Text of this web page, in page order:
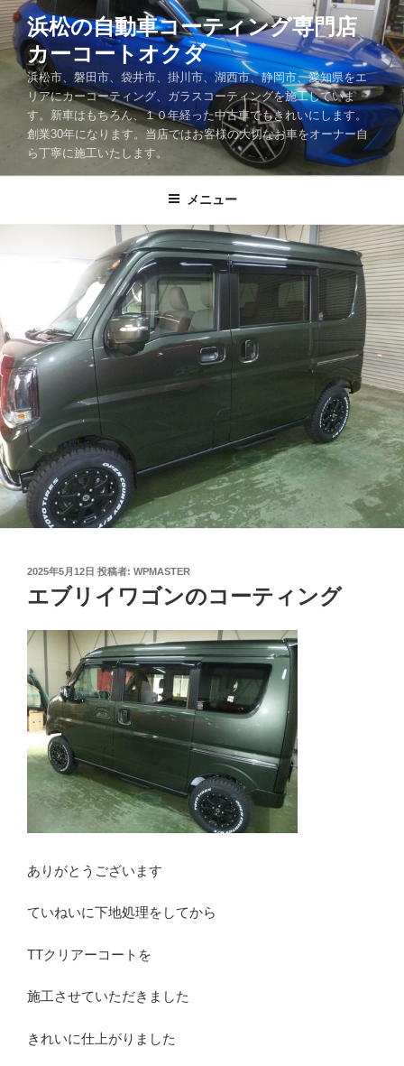
コ
ン
テ
浜松の自動車コーティング専門店
カーコートオクダ
浜松市、磐田市、袋井市、掛川市、湖西市、静岡市、愛知県をエ
リアにカーコーティング、ガラスコーティングを施工していま
す。新車はもちろん、１０年経った中古車でもきれいにします。
創業30年になります。当店ではお客様の大切なお車をオーナー自
ら丁寧に施工いたします。
メニュー
投
日:
2025年5月12日 投稿者: WPMASTER
エブリイワゴンのコーティング
ありがとうございます
ていねいに下地処理をしてから
TTクリアーコートを
施工させていただきました
きれいに仕上がりました